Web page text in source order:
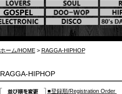
ホーム/HOME> RAGGA-HIPHOP
RAGGA-HIPHOP
■登録順/Registration Order